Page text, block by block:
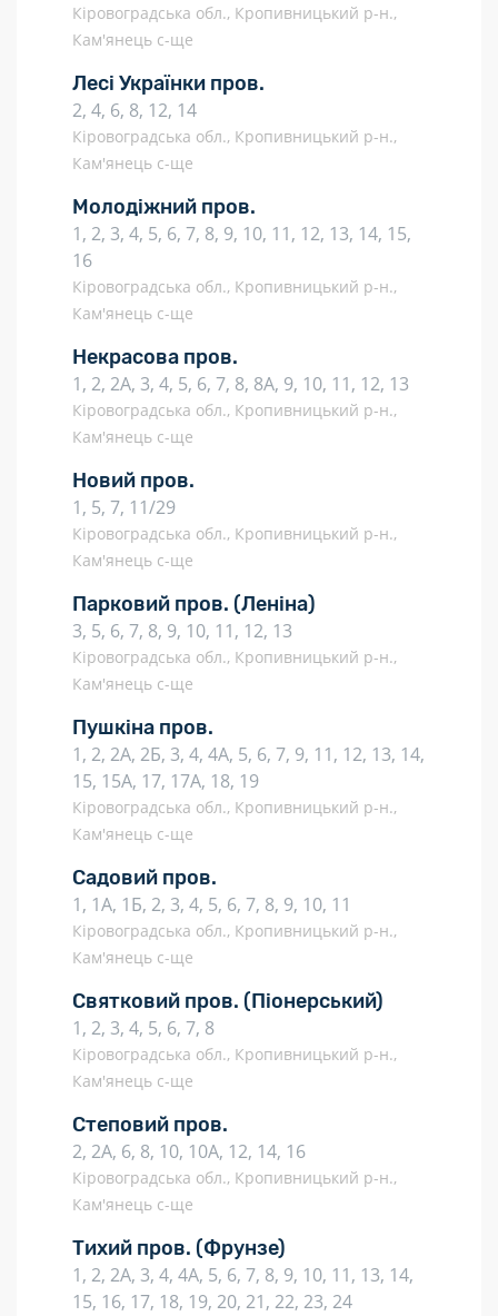
Кіровоградська обл., Кропивницький р-н.,
Кам'янець с-ще
Лесі Українки пров.
2, 4, 6, 8, 12, 14
Кіровоградська обл., Кропивницький р-н.,
Кам'янець с-ще
Молодіжний пров.
1, 2, 3, 4, 5, 6, 7, 8, 9, 10, 11, 12, 13, 14, 15,
16
Кіровоградська обл., Кропивницький р-н.,
Кам'янець с-ще
Некрасова пров.
1, 2, 2А, 3, 4, 5, 6, 7, 8, 8А, 9, 10, 11, 12, 13
Кіровоградська обл., Кропивницький р-н.,
Кам'янець с-ще
Новий пров.
1, 5, 7, 11/29
Кіровоградська обл., Кропивницький р-н.,
Кам'янець с-ще
Парковий пров. (Леніна)
3, 5, 6, 7, 8, 9, 10, 11, 12, 13
Кіровоградська обл., Кропивницький р-н.,
Кам'янець с-ще
Пушкіна пров.
1, 2, 2А, 2Б, 3, 4, 4А, 5, 6, 7, 9, 11, 12, 13, 14,
15, 15А, 17, 17А, 18, 19
Кіровоградська обл., Кропивницький р-н.,
Кам'янець с-ще
Садовий пров.
1, 1А, 1Б, 2, 3, 4, 5, 6, 7, 8, 9, 10, 11
Кіровоградська обл., Кропивницький р-н.,
Кам'янець с-ще
Святковий пров. (Піонерський)
1, 2, 3, 4, 5, 6, 7, 8
Кіровоградська обл., Кропивницький р-н.,
Кам'янець с-ще
Степовий пров.
2, 2А, 6, 8, 10, 10А, 12, 14, 16
Кіровоградська обл., Кропивницький р-н.,
Кам'янець с-ще
Тихий пров. (Фрунзе)
1, 2, 2А, 3, 4, 4А, 5, 6, 7, 8, 9, 10, 11, 13, 14,
15, 16, 17, 18, 19, 20, 21, 22, 23, 24